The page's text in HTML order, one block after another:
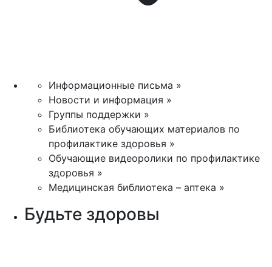
Информационные письма »
Новости и информация »
Группы поддержки »
Библиотека обучающих материалов по
профилактике здоровья »
Обучающие видеоролики по профилактике
здоровья »
Медицинская библиотека – аптека »
Будьте здоровы